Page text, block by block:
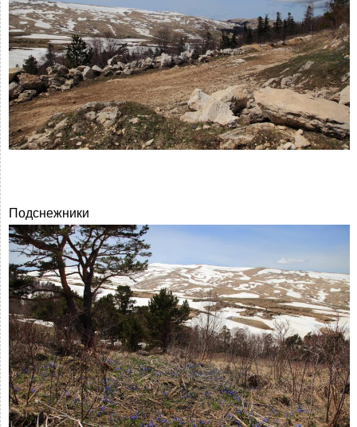
Подснежники